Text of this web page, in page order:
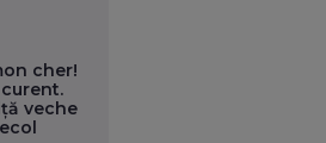
cher!
veche